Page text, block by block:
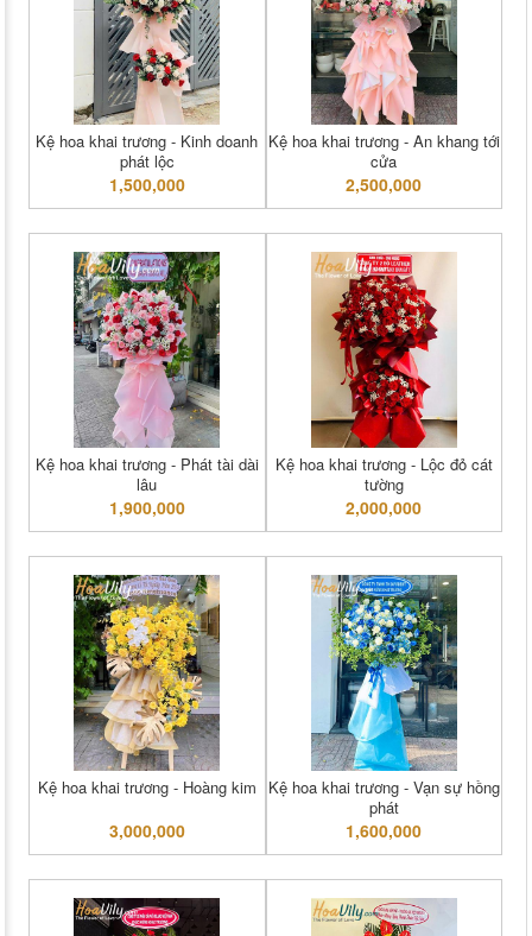
Kệ hoa khai trương - Kinh doanh
phát lộc
1,500,000
Kệ hoa khai trương - An khang tới
cửa
2,500,000
Kệ hoa khai trương - Phát tài dài
lâu
1,900,000
Kệ hoa khai trương - Lộc đỏ cát
tường
2,000,000
Kệ hoa khai trương - Hoàng kim
3,000,000
Kệ hoa khai trương - Vạn sự hồng
phát
1,600,000